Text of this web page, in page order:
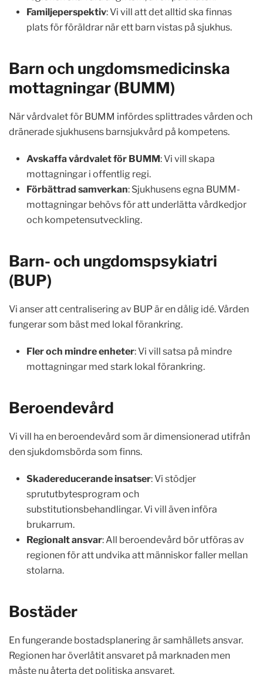
Familjeperspektiv: Vi vill att det alltid ska finnas
plats för föräldrar när ett barn vistas på sjukhus.
Barn och ungdomsmedicinska
mottagningar (BUMM)
När vårdvalet för BUMM infördes splittrades vården och
dränerade sjukhusens barnsjukvård på kompetens.
Avskaffa vårdvalet för BUMM: Vi vill skapa
mottagningar i offentlig regi.
Förbättrad samverkan: Sjukhusens egna BUMM-
mottagningar behövs för att underlätta vårdkedjor
och kompetensutveckling.
Barn- och ungdomspsykiatri
(BUP)
Vi anser att centralisering av BUP är en dålig idé. Vården
fungerar som bäst med lokal förankring.
Fler och mindre enheter: Vi vill satsa på mindre
mottagningar med stark lokal förankring.
Beroendevård
Vi vill ha en beroendevård som är dimensionerad utifrån
den sjukdomsbörda som finns.
Skadereducerande insatser: Vi stödjer
sprututbytesprogram och
substitutionsbehandlingar. Vi vill även införa
brukarrum.
Regionalt ansvar: All beroendevård bör utföras av
regionen för att undvika att människor faller mellan
stolarna.
Bostäder
En fungerande bostadsplanering är samhällets ansvar.
Regionen har överlåtit ansvaret på marknaden men
måste nu återta det politiska ansvaret.